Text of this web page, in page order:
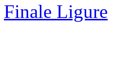
Finale Ligure